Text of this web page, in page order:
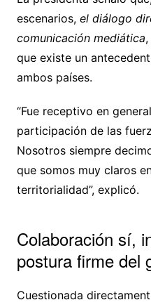
escenarios, el diálogo
comunicación mediática
que existe un
ambos países.
“Fue receptivo en
participación de las
Nosotros siempre
que somos muy claros
territorialidad”, explicó.
Colaboración sí,
postura firme del
Cuestionada